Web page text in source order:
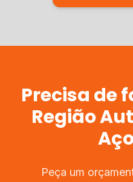
Precisa de
Região
Peça um